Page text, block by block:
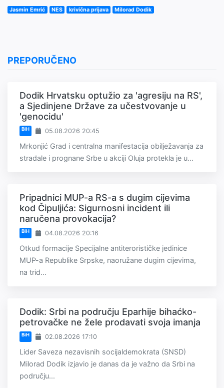
Jasmin Emrić NES krivična prijava Milorad Dodik
PREPORUČENO
Dodik Hrvatsku optužio za 'agresiju na RS',
a Sjedinjene Države za učestvovanje u
'genocidu'
BiH 05.08.2026 20:45
Mrkonjić Grad i centralna manifestacija obilježavanja za
stradale i prognane Srbe u akciji Oluja protekla je u...
Pripadnici MUP-a RS-a s dugim cijevima
kod Čipuljića: Sigurnosni incident ili
naručena provokacija?
BiH 04.08.2026 20:16
Otkud formacije Specijalne antiterorističke jedinice
MUP-a Republike Srpske, naoružane dugim cijevima,
na trid...
Dodik: Srbi na području Eparhije bihaćko-
petrovačke ne žele prodavati svoja imanja
BiH 02.08.2026 17:10
Lider Saveza nezavisnih socijaldemokrata (SNSD)
Milorad Dodik izjavio je danas da je važno da Srbi na
području...